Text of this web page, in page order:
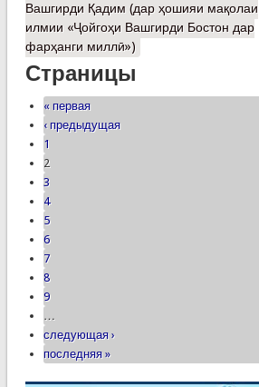
Вашгирди Қадим (дар ҳошияи мақолаи
илмии «Ҷойгоҳи Вашгирди Бостон дар
фарҳанги миллӣ»)
Страницы
« первая
‹ предыдущая
1
2
3
4
5
6
7
8
9
…
следующая ›
последняя »